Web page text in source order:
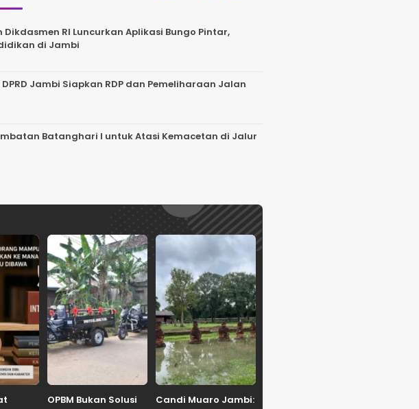
RI Luncurkan Aplikasi Bungo Pintar,
di Jambi
Jambi Siapkan RDP dan Pemeliharaan Jalan
Batanghari I untuk Atasi Kemacetan di Jalur
OPBM Bukan Solusi
Candi Muaro Jambi: